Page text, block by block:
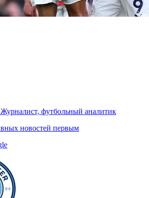
Журналист, футбольный аналитик
новостей первым